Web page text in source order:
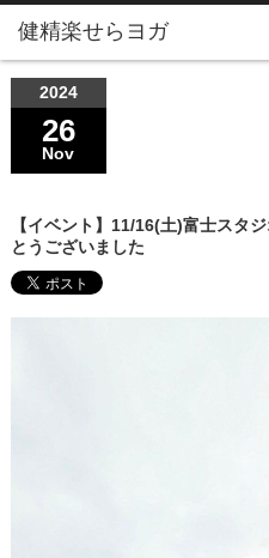
2024
26
Nov
【イベント】11/16(土)富士スタ
とうございました